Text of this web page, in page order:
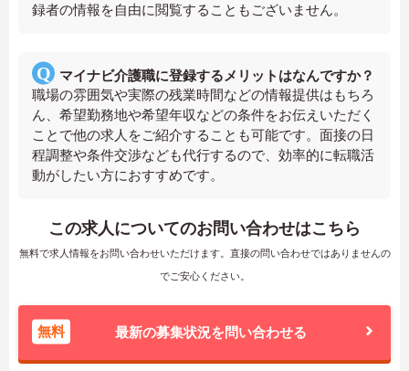
録者の情報を自由に閲覧することもございません。
マイナビ介護職に登録するメリットはなんですか？
職場の雰囲気や実際の残業時間などの情報提供はもちろ
ん、希望勤務地や希望年収などの条件をお伝えいただく
ことで他の求人をご紹介することも可能です。面接の日
程調整や条件交渉なども代行するので、効率的に転職活
動がしたい方におすすめです。
この求人についてのお問い合わせはこちら
無料で求人情報をお問い合わせいただけます。直接の問い合わせではありませんの
でご安心ください。
無料 最新の募集状況を問い合わせる